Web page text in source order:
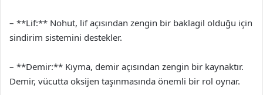
– **Lif:** Nohut, lif açısından zengin bir baklagil olduğu için
sindirim sistemini destekler.
– **Demir:** Kıyma, demir açısından zengin bir kaynaktır.
Demir, vücutta oksijen taşınmasında önemli bir rol oynar.